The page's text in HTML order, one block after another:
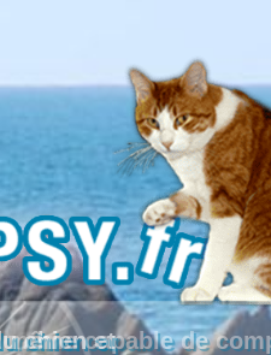
capable de